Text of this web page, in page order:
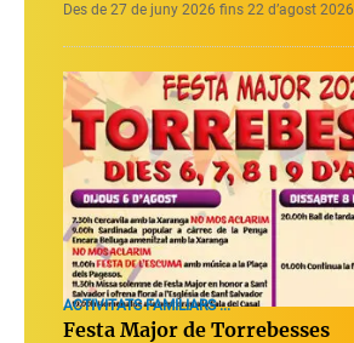
Des de 27 de juny 2026 fins 22 d’agost 2026
ACTIVITATS FAMILIARS ...
Festa Major de Torrebesses